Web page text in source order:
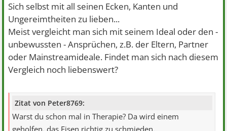
Sich selbst mit all seinen Ecken, Kanten und
Ungereimtheiten zu lieben...
Meist vergleicht man sich mit seinem Ideal oder den -
unbewussten - Ansprüchen, z.B. der Eltern, Partner
oder Mainstreamideale. Findet man sich nach diesem
Vergleich noch liebenswert?
Zitat von Peter8769:
Warst du schon mal in Therapie? Da wird einem